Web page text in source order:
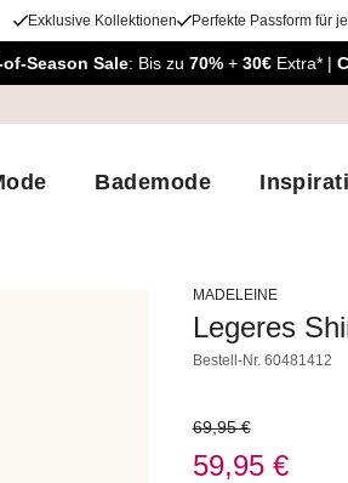
Exklusive Kollektionen Perfekte Passform für
of-Season Sale: Bis zu 70% + 30€ Extra* |
Bademode
MADELEINE
Legeres
Bestell-Nr. 60481412
69,95 €
59,95 €